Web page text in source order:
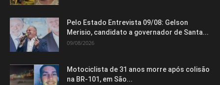
Pelo Estado Entrevista 09/08: Gelson
Merisio, candidato a governador de Santa...
09/08/2026
Motociclista de 31 anos morre após colisão
na BR-101, em São...